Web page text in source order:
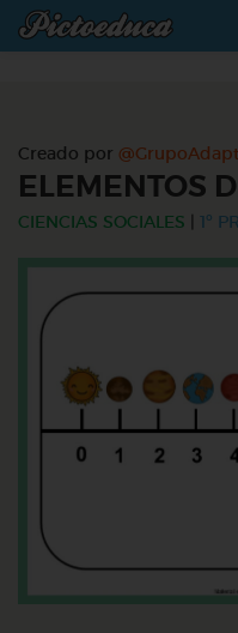
Creado por
ELEMENTOS
CIENCIAS SOCIALES 1º